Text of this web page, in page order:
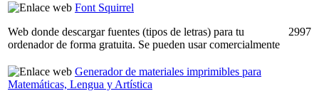
Font Squirrel
Web donde descargar fuentes (tipos de letras) para tu
ordenador de forma gratuita. Se pueden usar comercialmente
2997
Generador de materiales imprimibles para
Matemáticas, Lengua y Artística